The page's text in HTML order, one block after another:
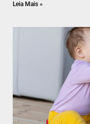
Leia Mais »